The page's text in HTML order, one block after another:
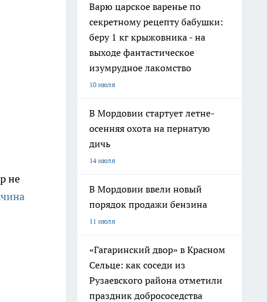
не
Варю царское варенье по
секретному рецепту бабушки:
беру 1 кг крыжовника - на
выходе фантастическое
изумрудное лакомство
10 июля
В Мордовии стартует летне-
осенняя охота на пернатую
дичь
14 июля
В Мордовии ввели новый
порядок продажи бензина
11 июля
«Гагаринский двор» в Красном
Сельце: как соседи из
Рузаевского района отметили
праздник добрососедства